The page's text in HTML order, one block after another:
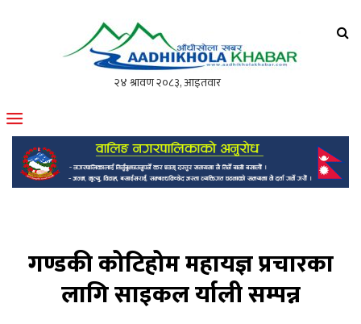
मोफसलकै लोकप्रिय अनलाइन पत्रिका
गण्डकी कोटिहोम महायज्ञ प्रचारका
लागि साइकल र्याली सम्पन्न